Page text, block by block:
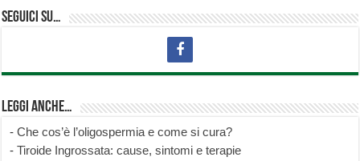
Seguici su…
Leggi anche…
-Che cos’è l’oligospermia e come si cura?
-Tiroide Ingrossata: cause, sintomi e terapie